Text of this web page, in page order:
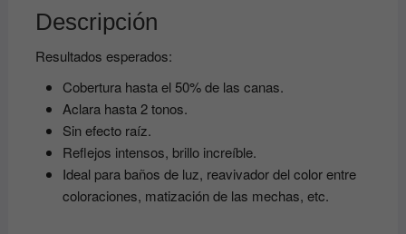
Descripción
Resultados esperados:
Cobertura hasta el 50% de las canas.
Aclara hasta 2 tonos.
Sin efecto raíz.
Reflejos intensos, brillo increíble.
Ideal para baños de luz, reavivador del color entre
coloraciones, matización de las mechas, etc.